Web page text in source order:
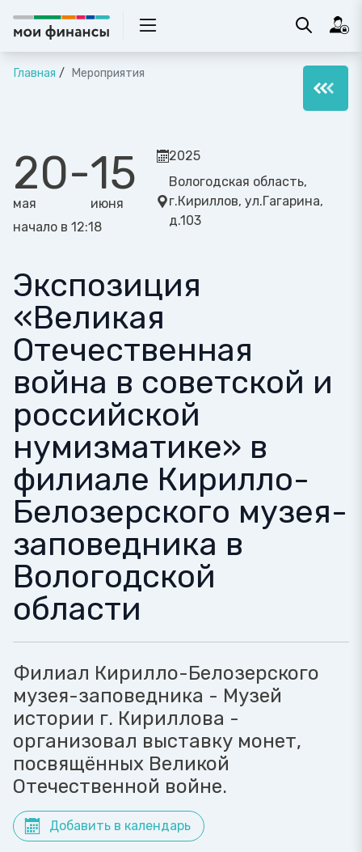
Главная Мероприятия
20
мая
-15
июня
начало в 12:18
2025
Вологодская область,
г.Кириллов, ул.Гагарина,
д.103
Экспозиция
«Великая
Отечественная
война в советской и
российской
нумизматике» в
филиале Кирилло-
Белозерского музея-
заповедника в
Вологодской
области
Филиал Кирилло-Белозерского
музея-заповедника - Музей
истории г. Кириллова -
организовал выставку монет,
посвящённых Великой
Отечественной войне.
Добавить в календарь